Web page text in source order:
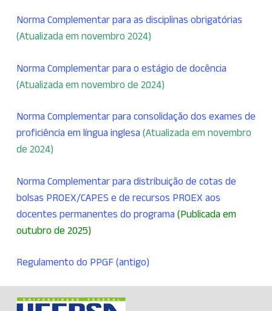
Norma Complementar para as disciplinas obrigatórias
(Atualizada em novembro 2024)
Norma Complementar para o estágio de docência
(Atualizada em novembro de 2024)
Norma Complementar para consolidação dos exames de
proficiência em língua inglesa (Atualizada em novembro
de 2024)
Norma Complementar para distribuição de cotas de
bolsas PROEX/CAPES e de recursos PROEX aos
docentes permanentes do programa (Publicada em
outubro de 2025)
Regulamento do PPGF (antigo)